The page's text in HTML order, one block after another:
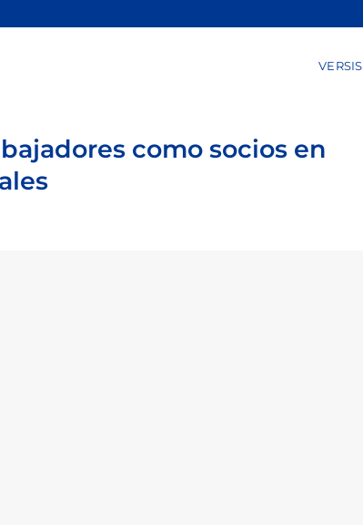
VERSIS
como socios en